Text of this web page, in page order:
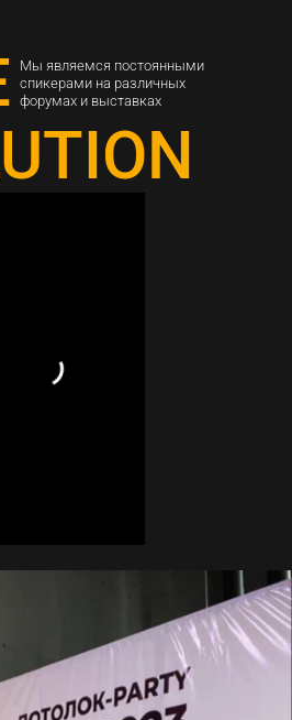
Мы являемся постоянными
спикерами на различных
форумах и выставках